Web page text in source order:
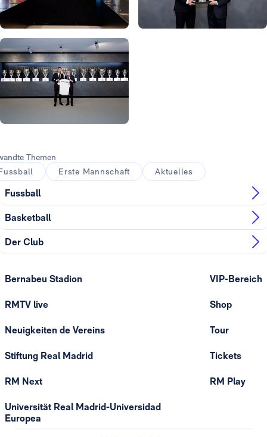
Themen
Erste Mannschaft Aktuelles
Fussball
Basketball
Der Club
Bernabeu Stadion
RMTV live
Neuigkeiten de Vereins
Stiftung Real Madrid
RM Next
Universität Real Madrid-Universidad
Europea
VIP-Bereich
Shop
Tour
Tickets
RM Play